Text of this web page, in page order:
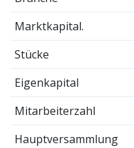
Marktkapital.
Stücke
Eigenkapital
Mitarbeiterzahl
Hauptversammlung